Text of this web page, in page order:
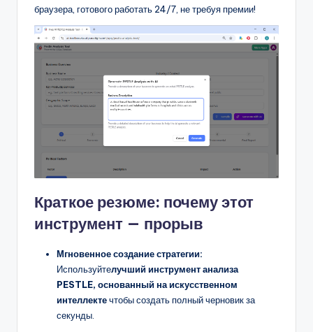
браузера, готового работать 24/7, не требуя премии!
Краткое резюме: почему этот
инструмент — прорыв
Мгновенное создание стратегии:
Используйтелучший инструмент анализа
PESTLE, основанный на искусственном
интеллектечтобы создать полный черновик за
секунды.